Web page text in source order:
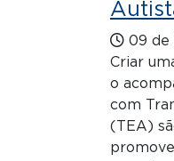
09 de
Criar
o
com
(TEA)